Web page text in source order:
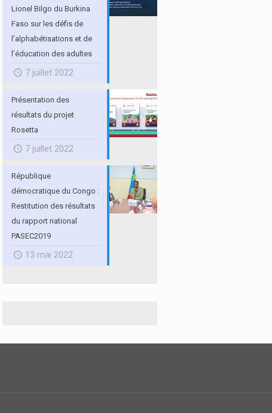
Lionel Bilgo du Burkina
Faso sur les défis de
l’alphabétisations et de
l’éducation des adultes
7 juillet 2022
Présentation des
résultats du projet
Rosetta
7 juillet 2022
République
démocratique du Congo :
Restitution des résultats
du rapport national
PASEC2019
13 mai 2022